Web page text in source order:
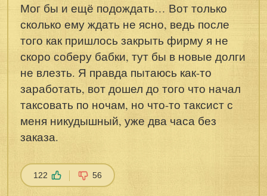
Мог бы и ещё подождать… Вот только
сколько ему ждать не ясно, ведь после
того как пришлось закрыть фирму я не
скоро соберу бабки, тут бы в новые долги
не влезть. Я правда пытаюсь как-то
заработать, вот дошел до того что начал
таксовать по ночам, но что-то таксист с
меня никудышный, уже два часа без
заказа.
122 56